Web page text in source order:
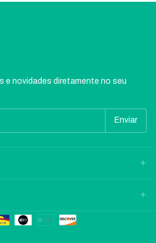
e novidades diretamente no seu